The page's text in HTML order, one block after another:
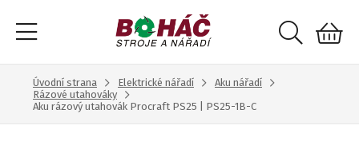
Úvodní strana Elektrické nářadí
Aku nářadí
Rázové utahováky
Aku rázový utahovák Procraft PS25 | PS25-1B-C